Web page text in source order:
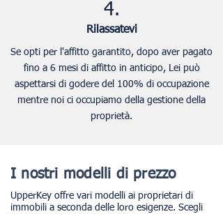
4.
Rilassatevi
Se opti per l'affitto garantito, dopo aver pagato
fino a 6 mesi di affitto in anticipo, Lei può
aspettarsi di godere del 100% di occupazione
mentre noi ci occupiamo della gestione della
proprietà.
I nostri modelli di prezzo
UpperKey offre vari modelli ai proprietari di
immobili a seconda delle loro esigenze. Scegli